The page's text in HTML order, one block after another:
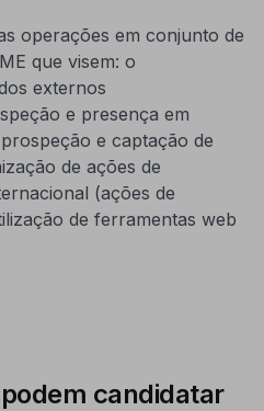
operações em conjunto de
que visem: o
externos
e presença em
e captação de
de ações de
(ações de
de ferramentas web
candidatar